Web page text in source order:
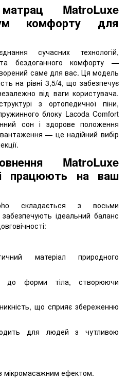
MatroLuxe
комфорту для
сучасних технологій,
та бездоганного комфорту —
саме для вас. Ця модель
на рівні 3,5/4, що забезпечує
від ваги користувача.
з ортопедичної піни,
блоку Lacoda Comfort
сон і здорове положення
— це надійний вибір
MatroLuxe
працюють на ваш
складається з восьми
ідеальний баланс
матеріал природного
до форми тіла, створюючи
що сприяє збереженню
для людей з чутливою
мікромасажним ефектом.